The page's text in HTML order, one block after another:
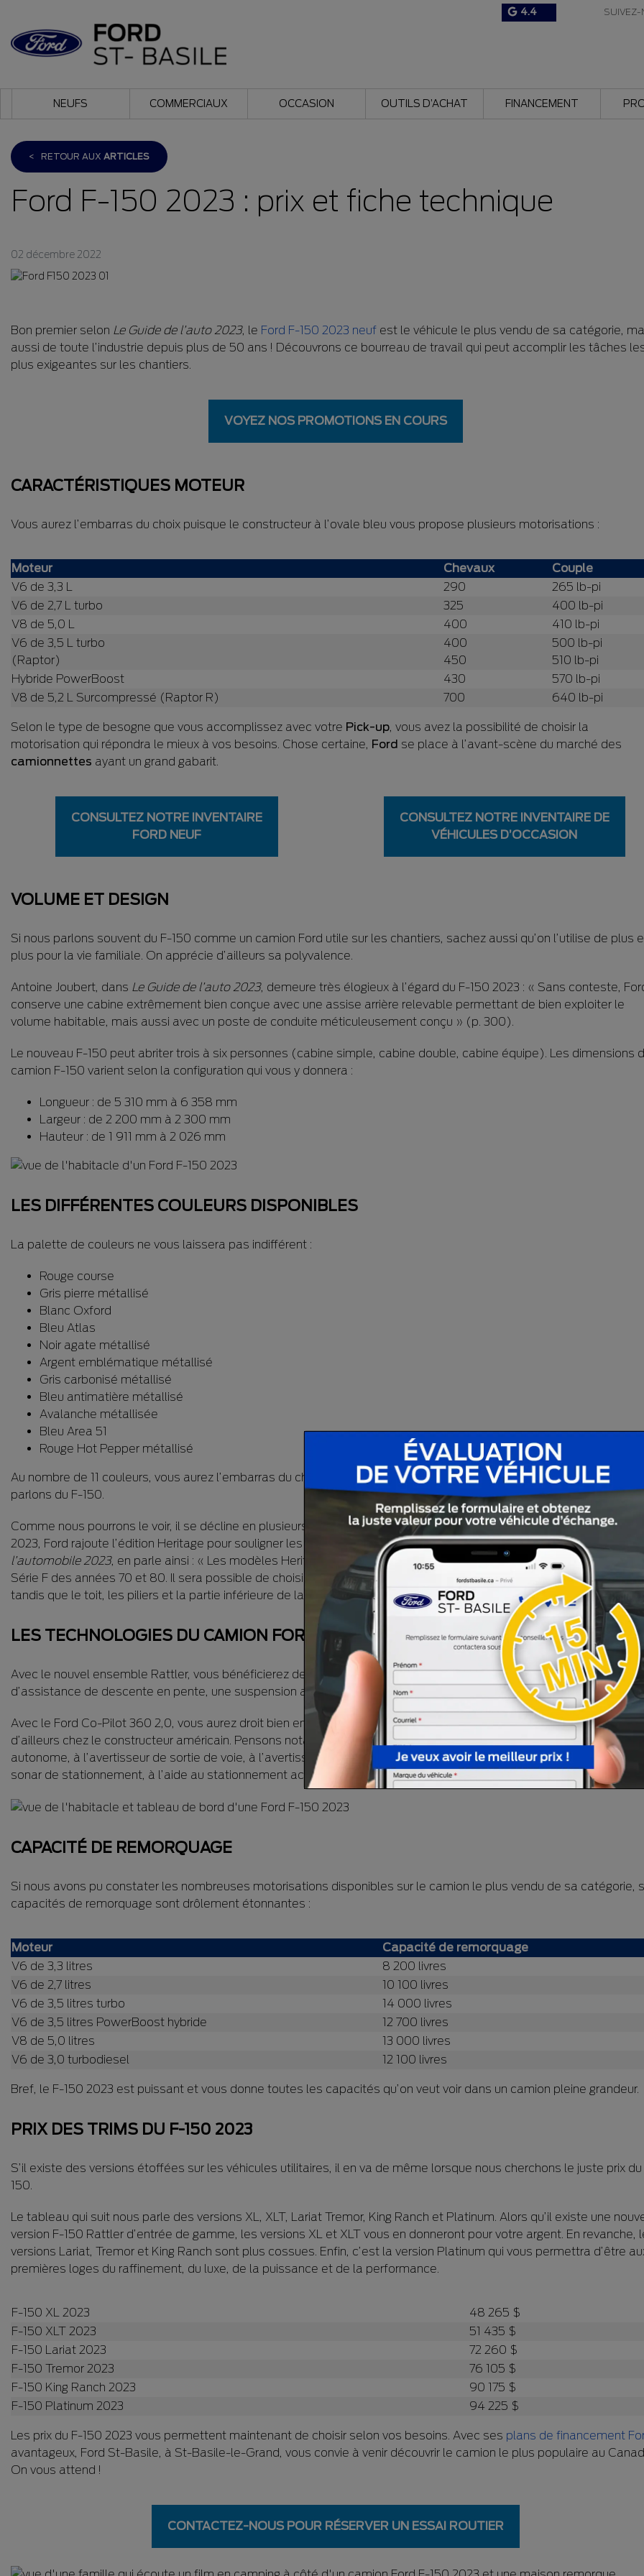
4.4 SUIVEZ-
NEUFS COMMERCIAUX OCCASION OUTILS D’ACHAT FINANCEMENT
< RETOUR AUX ARTICLES
Ford F-150 2023 : prix et fiche technique
02 décembre 2022
Bon premier selon Le Guide de l’auto 2023, le Ford F-150 2023 neuf est le véhicule le plus vendu de sa catégorie,
aussi de toute l’industrie depuis plus de 50 ans ! Découvrons ce bourreau de travail qui peut accomplir les tâches
plus exigeantes sur les chantiers.
VOYEZ NOS PROMOTIONS EN COURS
CARACTÉRISTIQUES MOTEUR
Vous aurez l’embarras du choix puisque le constructeur à l’ovale bleu vous propose plusieurs motorisations :
Moteur Chevaux
Couple
V6 de 3,3 L
290
265 lb-pi
V6 de 2,7 L turbo
325
400 lb-pi
V8 de 5,0 L
400
410 lb-pi
V6 de 3,5 L turbo
(Raptor)
400
450
500 lb-pi
510 lb-pi
Hybride PowerBoost
430
570 lb-pi
V8 de 5,2 L Surcompressé (Raptor R)
700 640 lb-pi
Selon le type de besogne que vous accomplissez avec votre Pick-up , vous avez la possibilité de choisir la
motorisation qui répondra le mieux à vos besoins. Chose certaine, Ford se place à l’avant-scène du marché des
camionnettes ayant un grand gabarit.
CONSULTEZ NOTRE INVENTAIRE
FORD NEUF
CONSULTEZ NOTRE INVENTAIRE DE
VÉHICULES D’OCCASION
VOLUME ET DESIGN
Si nous parlons souvent du F-150 comme un camion Ford utile sur les chantiers, sachez aussi qu’on l’utilise de plus
plus pour la vie familiale. On apprécie d’ailleurs sa polyvalence.
Antoine Joubert, dans Le Guide de l’auto 2023, demeure très élogieux à l’égard du F-150 2023 : « Sans conteste,
conserve une cabine extrêmement bien conçue avec une assise arrière relevable permettant de bien exploiter le
volume habitable, mais aussi avec un poste de conduite méticuleusement conçu » (p. 300).
Le nouveau F-150 peut abriter trois à six personnes (cabine simple, cabine double, cabine équipe). Les dimensions
camion F-150 varient selon la configuration qui vous y donnera :
Longueur : de 5 310 mm à 6 358 mm
Largeur : de 2 200 mm à 2 300 mm
Hauteur : de 1 911 mm à 2 026 mm
LES DIFFÉRENTES COULEURS DISPONIBLES
La palette de couleurs ne vous laissera pas indifférent :
Rouge course
Gris pierre métallisé
Blanc Oxford
Bleu Atlas
Noir agate métallisé
Argent emblématique métallisé
Gris carbonisé métallisé
Bleu antimatière métallisé
Avalanche métallisée
Bleu Area 51
Rouge Hot Pepper métallisé
Au nombre de 11 couleurs, vous aurez l’embarras du choix. C’est d’ailleurs ce qui revient le plus souvent lorsque nous
parlons du F-150.
Comme nous pourrons le voir, il se décline en plusieurs versions : XL, XLT, Lariat, Tremor, King Ranch et Platinum.
2023, Ford rajoute l’édition Heritage pour souligner les 75 ans du Ford F-150. Charles Jolicoeur, dansL’Annuel de
l’automobile 2023, en parle ainsi : « Les modèles Heritage ont droit à une peinture deux tons qui rappellent les Ford
Série F des années 70 et 80. Il sera possible de choisir entre cinq teintes pour la partie centrale de la carrosserie…,
tandis que le toit, les piliers et la partie inférieure de la carrosserie sont peints en noir ou en gris foncé ».
LES TECHNOLOGIES DU CAMION FORD
Avec le nouvel ensemble Rattler, vous bénéficierez des plaques de protection sous le véhicule, un système
d’assistance de descente en pente, une suspension adaptée à la conduite hors route et le blocage du différentiel.
Avec le Ford Co-Pilot 360 2,0, vous aurez droit bien entendu à toute la gamme de sécurité active, très développée
d’ailleurs chez le constructeur américain. Pensons notamment à l’avertisseur d’impact imminent, au freinage
autonome, à l’avertisseur de sortie de voie, à l’avertisseur de somnolence, au freinage automatique après impact,
sonar de stationnement, à l’aide au stationnement active avec remorque et beaucoup plus encore.
CAPACITÉ DE REMORQUAGE
Si nous avons pu constater les nombreuses motorisations disponibles sur le camion le plus vendu de sa catégorie,
capacités de remorquage sont drôlement étonnantes :
Moteur
Capacité de remorquage
V6 de 3,3 litres
8 200 livres
V6 de 2,7 litres
10 100 livres
V6 de 3,5 litres turbo
14 000 livres
V6 de 3,5 litres PowerBoost hybride
12 700 livres
V8 de 5,0 litres
13 000 livres
V6 de 3,0 turbodiesel
12 100 livres
Bref, le F-150 2023 est puissant et vous donne toutes les capacités qu’on veut voir dans un camion pleine grandeur.
PRIX DES TRIMS DU F-150 2023
S’il existe des versions étoffées sur les véhicules utilitaires, il en va de même lorsque nous cherchons le juste prix du
150.
Le tableau qui suit nous parle des versions XL, XLT, Lariat Tremor, King Ranch et Platinum. Alors qu’il existe une
version F-150 Rattler d’entrée de gamme, les versions XL et XLT vous en donneront pour votre argent. En revanche,
versions Lariat, Tremor et King Ranch sont plus cossues. Enfin, c’est la version Platinum qui vous permettra d’être
premières loges du raffinement, du luxe, de la puissance et de la performance.
F-150 XL 2023
48 265 $
F-150 XLT 2023
51 435 $
F-150 Lariat 2023
72 260 $
F-150 Tremor 2023
76 105 $
F-150 King Ranch 2023
90 175 $
F-150 Platinum 2023
94 225 $
Les prix du F-150 2023 vous permettent maintenant de choisir selon vos besoins. Avec ses plans de financement
avantageux, Ford St-Basile, à St-Basile-le-Grand, vous convie à venir découvrir le camion le plus populaire au
On vous attend !
CONTACTEZ-NOUS POUR RÉSERVER UN ESSAI ROUTIER